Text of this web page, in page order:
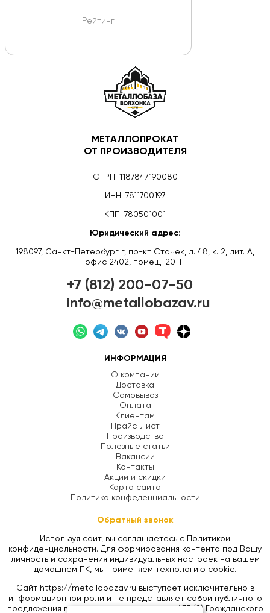
Рейтинг
МЕТАЛЛОПРОКАТ
ОТ ПРОИЗВОДИТЕЛЯ
ОГРН: 1187847190080
ИНН: 7811700197
КПП: 780501001
Юридический адрес:
198097, Санкт-Петербург г, пр-кт Стачек, д. 48, к. 2, лит. А,
офис 2402, помещ. 20-Н
+7 (812) 200-07-50
info@metallobazav.ru
ИНФОРМАЦИЯ
О компании
Доставка
Самовывоз
Оплата
Клиентам
Прайс-Лист
Производство
Полезные статьи
Вакансии
Контакты
Акции и скидки
Карта сайта
Политика конфеденциальности
Обратный звонок
Используя сайт, вы соглашаетесь с Политикой
конфиденциальности. Для формирования контента под Вашу
личность и сохранения индивидуальных настроек на вашем
домашнем ПК, мы применяем технологию cookie.
Сайт https://metallobazav.ru выступает исключительно в
информационной роли и не представляет собой публичного
предложения в соответствии со статьей 437 (2) Гражданского